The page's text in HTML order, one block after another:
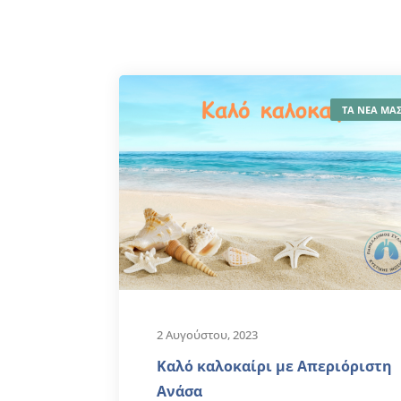
ΤΑ ΝΕΑ
2 Αυγούστου, 2023
Καλό καλοκαίρι με Απεριόριστη
Ανάσα